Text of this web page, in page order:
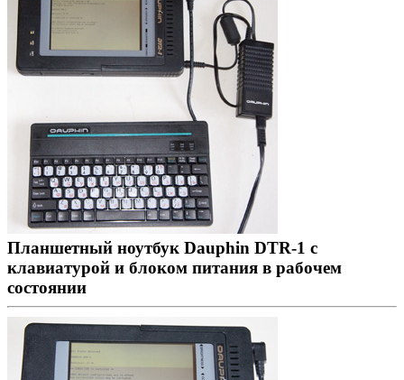
Планшетный ноутбук Dauphin DTR-1 с
клавиатурой и блоком питания в рабочем
состоянии